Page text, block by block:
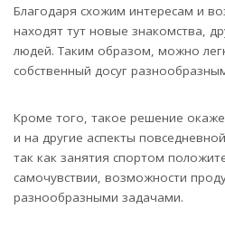
Благодаря схожим интересам и
находят тут новые знакомства,
людей. Таким образом, можно
собственный досуг
Кроме того, такое решение
и на другие аспекты
так как занятия спортом
самочувствии, возможности
разнообразными задачами.